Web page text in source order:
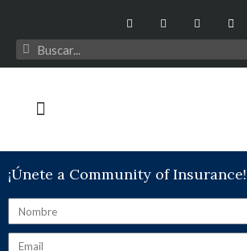
¡Únete a Community of Insurance!